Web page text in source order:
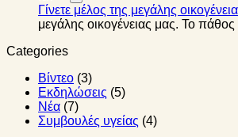
Γίνετε μέλος της μεγάλης
μεγάλης οικογένειας μας. Το
Categories
Βίντεο (3)
Εκδηλώσεις (5)
Νέα (7)
Συμβουλές υγείας (4)